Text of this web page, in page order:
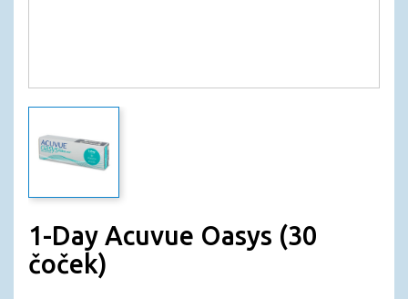
1-Day Acuvue Oasys (30
čoček)